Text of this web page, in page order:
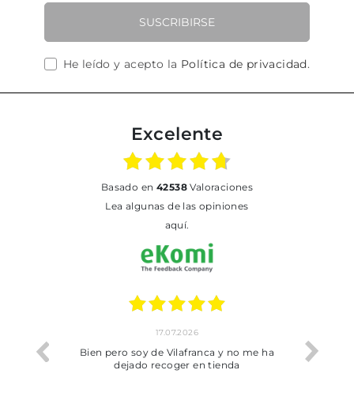
SUSCRIBIRSE
He leído y acepto la Política de privacidad.
Excelente
basado en 42538Valoraciones
Lea algunas de las opiniones
aquí.
trobat
17.07.2026
Bien pero soy de Vilafranca y no me ha
dejado recoger en tienda